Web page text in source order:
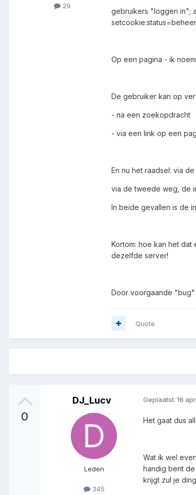
29
gebruikers "loggen in";
Op een pagina - ik
De gebruiker kan op
- na een zoekopdracht
- via een link op een
En nu het raadsel: via
via de tweede weg, de
In beide gevallen is de
Kortom: hoe kan het
dezelfde server!
Door voorgaande "bug"
Quote
0
DJ_Lucv
Leden
345
Geplaatst: 16
Het gaat dus
Wat ik wel
handig bent
krijgt zul je